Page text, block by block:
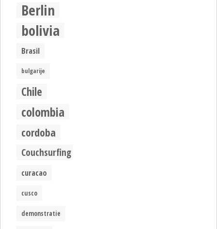
Berlin
bolivia
Brasil
bulgarije
Chile
colombia
cordoba
Couchsurfing
curacao
cusco
demonstratie